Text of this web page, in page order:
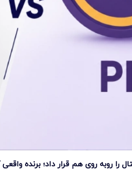
را روبه روی هم قرار داد؛ برنده